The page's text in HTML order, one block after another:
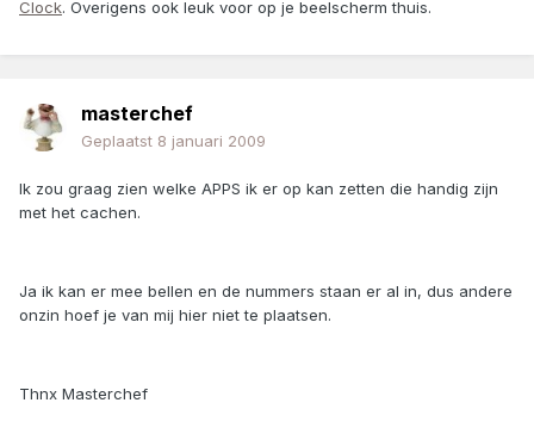
Clock. Overigens ook leuk voor op je beelscherm thuis.
masterchef
Geplaatst 8 januari 2009
Ik zou graag zien welke APPS ik er op kan zetten die handig zijn
met het cachen.
Ja ik kan er mee bellen en de nummers staan er al in, dus andere
onzin hoef je van mij hier niet te plaatsen.
Thnx Masterchef